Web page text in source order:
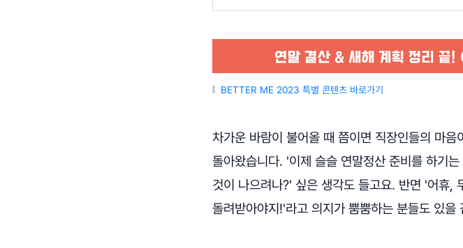
BETTER ME 2023 특별 콘텐츠 바로가기
차가운 바람이 불어올 때 쯤이면 직장인들의 마
돌아왔습니다. '이제 슬슬 연말정산 준비를 하기
것이 나으려나?' 싶은 생각도 들고요. 반면 '어휴,
돌려받아야지!'라고 의지가 뿜뿜하는 분들도 있을